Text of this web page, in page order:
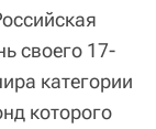
своего 17-
категории
которого